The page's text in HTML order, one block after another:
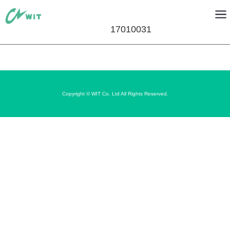
17010031
Copyright © WIT Co. Ltd All Rights Reserved.